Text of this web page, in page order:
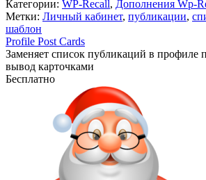
Категории: WP-Recall, Дополнения Wp-
Метки: Личный кабинет, публикации,
шаблон
Profile Post Cards
Заменяет список публикаций в профиле
вывод карточками
Бесплатно